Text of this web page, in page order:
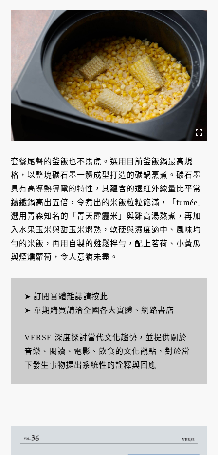
套餐尾聲的釜飯也不馬虎。選用目前釜飯鍋最高規
格，以整塊碳石墨一體成型打造的碳鍋烹煮。碳石墨
具有高導熱導電的特性，其蘊含的遠紅外線量比平常
鑄鐵鍋高出五倍，令煮出的米飯粒粒飽滿，「fumée」
選用青森知名的「青天霹靂米」與雞高湯熬煮，再加
入水果玉米與甜玉米燜熟，軟硬與濕度適中、風味均
勻的米飯，再用自製的雞鬆拌勻，配上茗荷、小黃瓜
與煙燻蘿蔔，令人意猶未盡。
➤ 訂閱實體雜誌請按此
➤ 單期購買請洽全國各大實體、網路書店
VERSE 深度探討當代文化趨勢，並提供關於
音樂、閱讀、電影、飲食的文化觀點，對於當
下發生事物提出系統性的詮釋與回應